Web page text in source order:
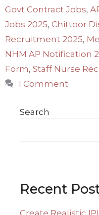
Govt Contract Jobs,
Jobs 2025, Chittoor
Recruitment 2025,
NHM AP Notification
Form, Staff Nurse
1 Comment
Search
Recent
Create Realistic